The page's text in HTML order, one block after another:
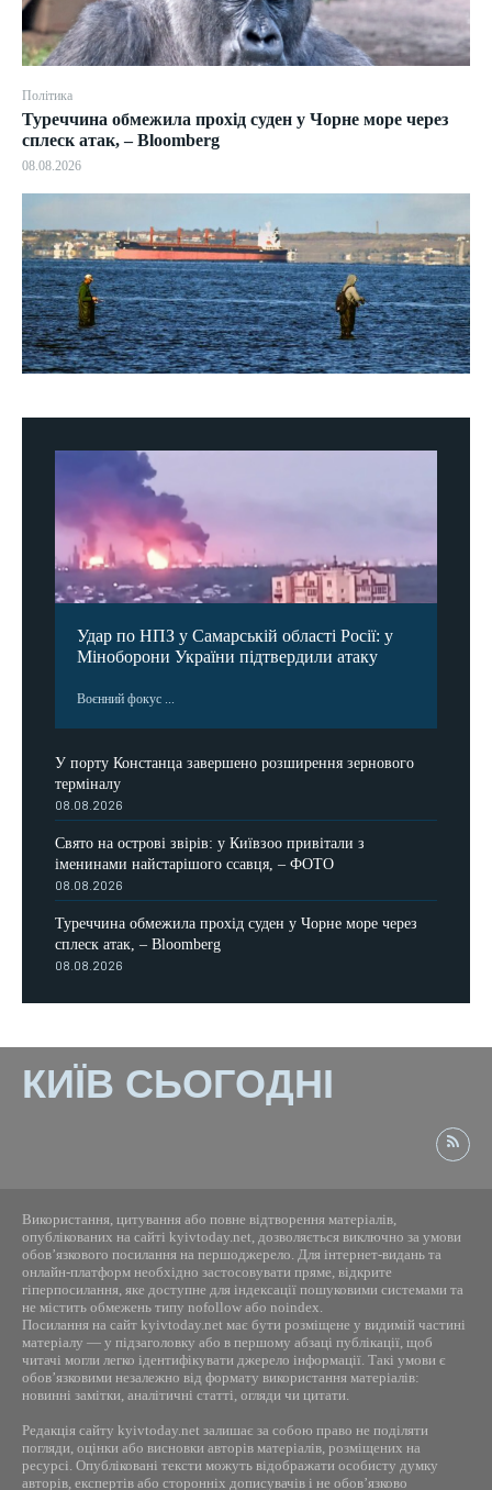
Політика
Туреччина обмежила прохід суден у Чорне море через
сплеск атак, – Bloomberg
08.08.2026
Удар по НПЗ у Самарській області Росії: у
Міноборони України підтвердили атаку
Воєнний фокус ...
У порту Констанца завершено розширення зернового
терміналу
08.08.2026
Свято на острові звірів: у Київзоо привітали з
іменинами найстарішого ссавця, – ФОТО
08.08.2026
Туреччина обмежила прохід суден у Чорне море через
сплеск атак, – Bloomberg
08.08.2026
КИЇВ СЬОГОДНІ
Використання, цитування або повне відтворення матеріалів,
опублікованих на сайті kyivtoday.net, дозволяється виключно за умови
обов’язкового посилання на першоджерело. Для інтернет-видань та
онлайн-платформ необхідно застосовувати пряме, відкрите
гіперпосилання, яке доступне для індексації пошуковими системами та
не містить обмежень типу nofollow або noindex.
Посилання на сайт kyivtoday.net має бути розміщене у видимій частині
матеріалу — у підзаголовку або в першому абзаці публікації, щоб
читачі могли легко ідентифікувати джерело інформації. Такі умови є
обов’язковими незалежно від формату використання матеріалів:
новинні замітки, аналітичні статті, огляди чи цитати.
Редакція сайту kyivtoday.net залишає за собою право не поділяти
погляди, оцінки або висновки авторів матеріалів, розміщених на
ресурсі. Опубліковані тексти можуть відображати особисту думку
авторів, експертів або сторонніх дописувачів і не обов’язково